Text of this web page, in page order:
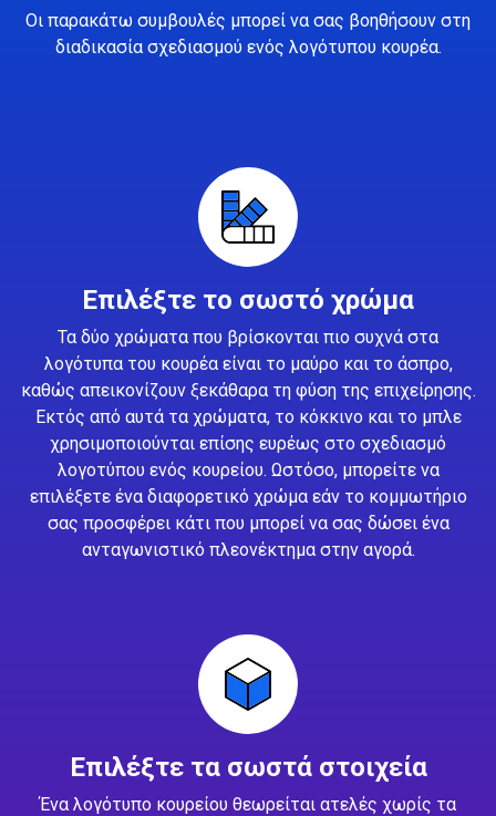
Οι παρακάτω συμβουλές μπορεί να σας βοηθήσουν στη
διαδικασία σχεδιασμού ενός λογότυπου κουρέα.
Επιλέξτε το σωστό χρώμα
Τα δύο χρώματα που βρίσκονται πιο συχνά στα
λογότυπα του κουρέα είναι το μαύρο και το άσπρο,
καθώς απεικονίζουν ξεκάθαρα τη φύση της επιχείρησης.
Εκτός από αυτά τα χρώματα, το κόκκινο και το μπλε
χρησιμοποιούνται επίσης ευρέως στο σχεδιασμό
λογοτύπου ενός κουρείου. Ωστόσο, μπορείτε να
επιλέξετε ένα διαφορετικό χρώμα εάν το κομμωτήριο
σας προσφέρει κάτι που μπορεί να σας δώσει ένα
ανταγωνιστικό πλεονέκτημα στην αγορά.
Επιλέξτε τα σωστά στοιχεία
Ένα λογότυπο κουρείου θεωρείται ατελές χωρίς τα